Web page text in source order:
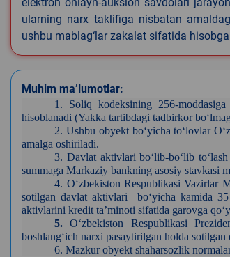
elektron onlayn-auksion savdolari
ularning narx taklifiga nisbatan
ushbu mablag‘lar zakalat sifatida
Muhim ma’lumotlar:
1. Soliq kodeksining 256-
hisoblanadi (Yakka tartibdagi tadbirkor
2.Ushbu obyekt bo‘yicha to‘lovlar
amalga oshiriladi.
3. Davlat aktivlari bo‘lib-bo‘lib
summaga Markaziy bankning asosiy stavkasi
4. O‘zbekiston Respublikasi Vazirlar
sotilgan davlat aktivlari bo‘yicha kamida
aktivlarini kredit ta’minoti sifatida garovga
5.O‘zbekiston Respublikasi
boshlang‘ich narxi pasaytirilgan holda
6.Mazkur obyekt shaharsozlik